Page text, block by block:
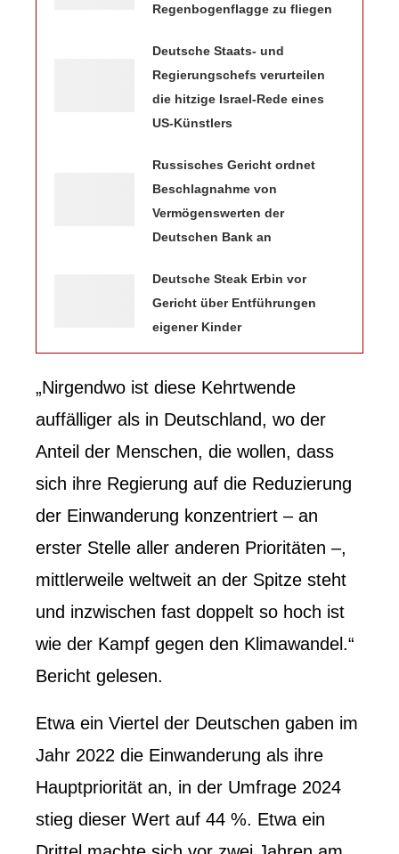
Regenbogenflagge zu fliegen
Deutsche Staats- und
Regierungschefs verurteilen
die hitzige Israel-Rede eines
US-Künstlers
Russisches Gericht ordnet
Beschlagnahme von
Vermögenswerten der
Deutschen Bank an
Deutsche Steak Erbin vor
Gericht über Entführungen
eigener Kinder
„Nirgendwo ist diese Kehrtwende
auffälliger als in Deutschland, wo der
Anteil der Menschen, die wollen, dass
sich ihre Regierung auf die Reduzierung
der Einwanderung konzentriert – an
erster Stelle aller anderen Prioritäten –,
mittlerweile weltweit an der Spitze steht
und inzwischen fast doppelt so hoch ist
wie der Kampf gegen den Klimawandel.“
Bericht gelesen.
Etwa ein Viertel der Deutschen gaben im
Jahr 2022 die Einwanderung als ihre
Hauptpriorität an, in der Umfrage 2024
stieg dieser Wert auf 44 %. Etwa ein